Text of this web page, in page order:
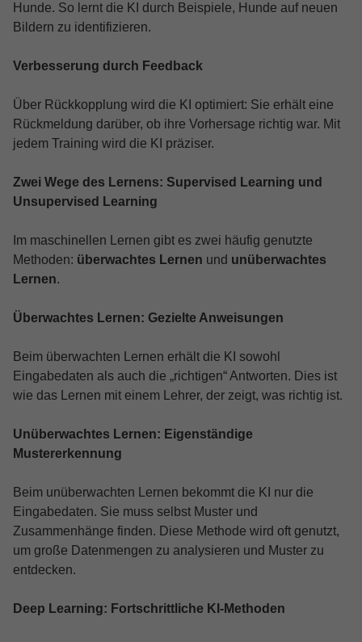
Hunde. So lernt die KI durch Beispiele, Hunde auf neuen
Bildern zu identifizieren.
Verbesserung durch Feedback
Über Rückkopplung wird die KI optimiert: Sie erhält eine
Rückmeldung darüber, ob ihre Vorhersage richtig war. Mit
jedem Training wird die KI präziser.
Zwei Wege des Lernens: Supervised Learning und
Unsupervised Learning
Im maschinellen Lernen gibt es zwei häufig genutzte
Methoden: überwachtes Lernen und unüberwachtes
Lernen.
Überwachtes Lernen: Gezielte Anweisungen
Beim überwachten Lernen erhält die KI sowohl
Eingabedaten als auch die „richtigen“ Antworten. Dies ist
wie das Lernen mit einem Lehrer, der zeigt, was richtig ist.
Unüberwachtes Lernen: Eigenständige
Mustererkennung
Beim unüberwachten Lernen bekommt die KI nur die
Eingabedaten. Sie muss selbst Muster und
Zusammenhänge finden. Diese Methode wird oft genutzt,
um große Datenmengen zu analysieren und Muster zu
entdecken.
Deep Learning: Fortschrittliche KI-Methoden